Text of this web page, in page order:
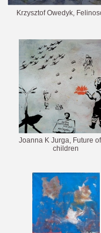
Krzysztof Owedyk,
Joanna K Jurga, Future
children